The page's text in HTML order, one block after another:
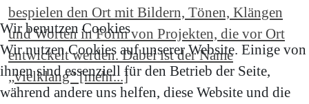
bespielen den Ort mit Bildern, Tönen, Klängen
und Worten in Form von Projekten, die vor Ort
entwickelt werden. Dabei ist der Name
„vielklang“ [mehr...]
Wir benutzen Cookies
Wir nutzen Cookies auf unserer Website. Einige von
ihnen sind essenziell für den Betrieb der Seite,
während andere uns helfen, diese Website und die